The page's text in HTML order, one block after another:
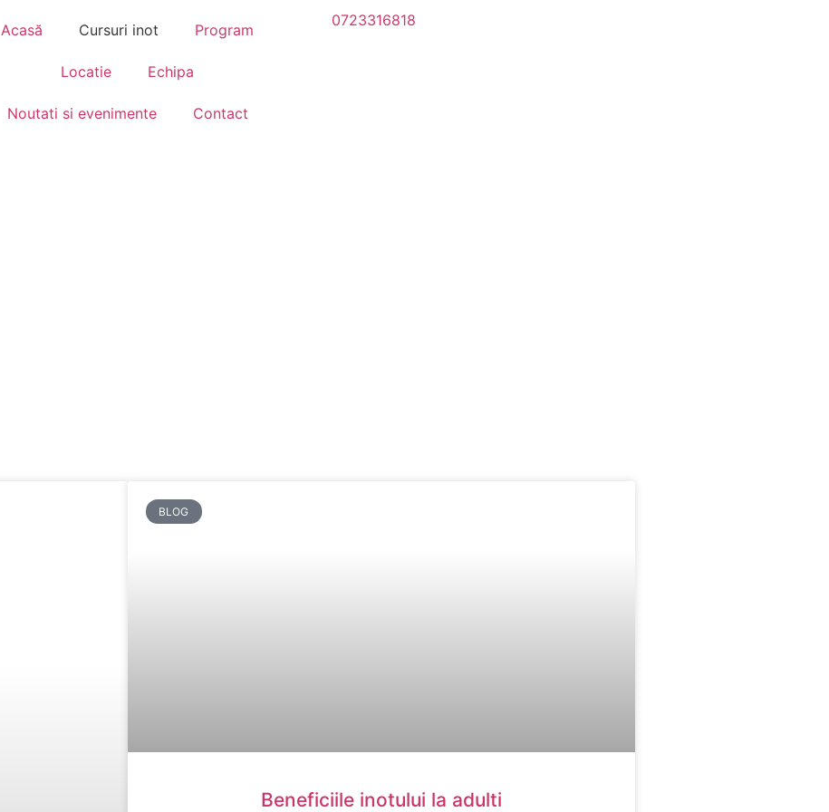
Acasă Cursuri inot Program
Locatie Echipa
Noutati si evenimente Contact
0723316818
BLOG
Beneficiile inotului la adulti